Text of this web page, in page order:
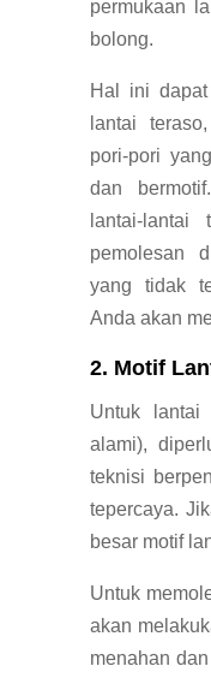
permukaan
bolong.
Hal ini
lantai
pori-pori
dan
lantai-lantai
pemolesan
yang tidak
Anda akan
2. Motif
Untuk lantai
alami),
teknisi
tepercaya.
besar motif
Untuk
akan
menahan